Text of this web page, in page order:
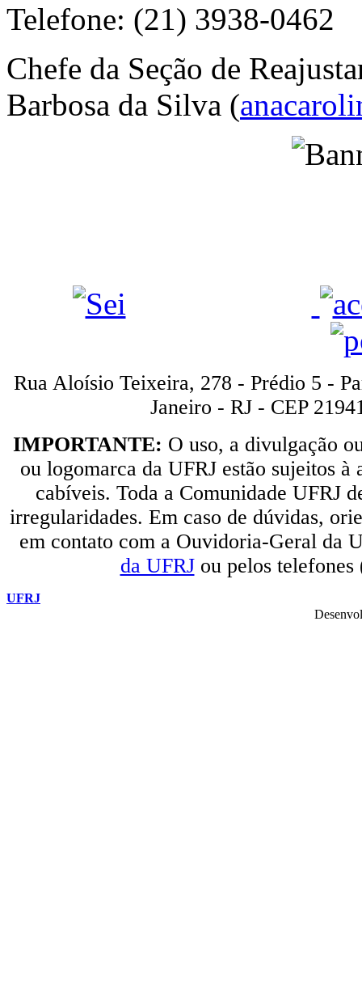
Telefone: (21) 3938-0462
Chefe da Seção de
Barbosa da Silva (
Rua Aloísio Teixeira, 278 - Prédio 5 -
Janeiro - RJ - CEP
IMPORTANTE: O uso, a divulgação
ou logomarca da UFRJ estão sujeitos
cabíveis. Toda a Comunidade UFRJ
irregularidades. Em caso de dúvidas,
em contato com a Ouvidoria-Geral da
da UFRJou pelos telefones
UFRJ